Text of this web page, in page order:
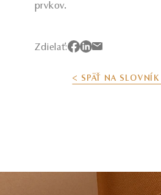
prvkov.
Zdielať:
< SPÄŤ NA